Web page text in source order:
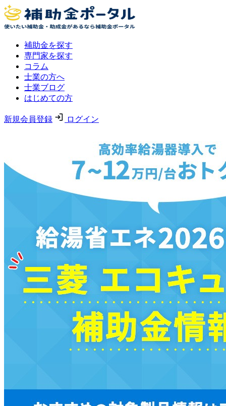
補助金を探す
専門家を探す
コラム
士業の方へ
士業ブログ
はじめての方
新規会員登録 ログイン